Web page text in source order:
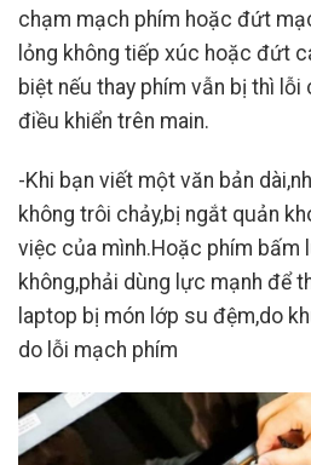
chạm mạch phím hoặc đứt
lỏng không tiếp xúc hoặc đứt
biệt nếu thay phím vẫn bị thì lỗi
điều khiển trên main.
-Khi bạn viết một văn bản
không trôi chảy,bị ngắt quản
việc của mình.Hoặc phím bấm
không,phải dùng lực mạnh để
laptop bị món lớp su đệm,do
do lỗi mạch phím